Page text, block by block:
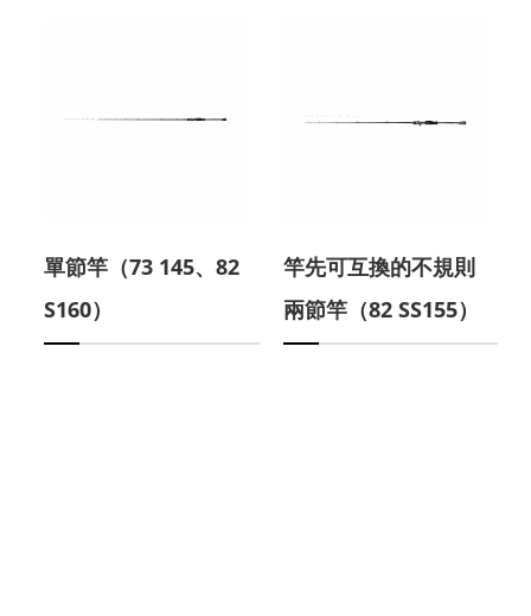
單節竿（73 145、82
S160）
竿先可互換的不規則
兩節竿（82 SS155）